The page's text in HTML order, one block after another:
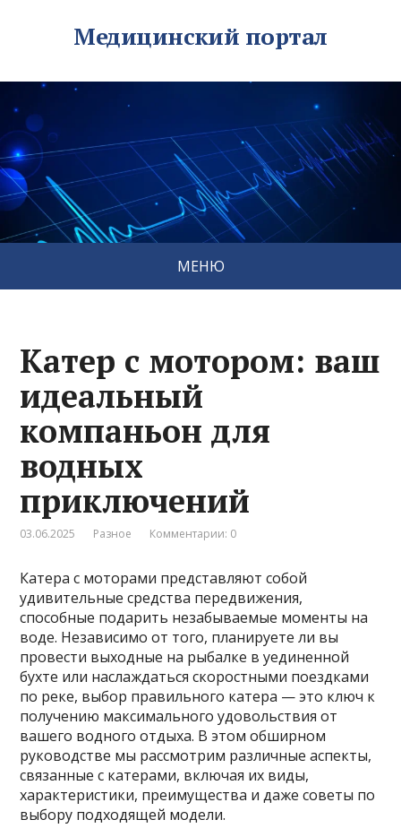
Медицинский портал
МЕНЮ
Катер с мотором: ваш
идеальный
компаньон для
водных
приключений
03.06.2025 Разное Комментарии: 0
Катера с моторами представляют собой
удивительные средства передвижения,
способные подарить незабываемые моменты на
воде. Независимо от того, планируете ли вы
провести выходные на рыбалке в уединенной
бухте или наслаждаться скоростными поездками
по реке, выбор правильного катера — это ключ к
получению максимального удовольствия от
вашего водного отдыха. В этом обширном
руководстве мы рассмотрим различные аспекты,
связанные с катерами, включая их виды,
характеристики, преимущества и даже советы по
выбору подходящей модели.